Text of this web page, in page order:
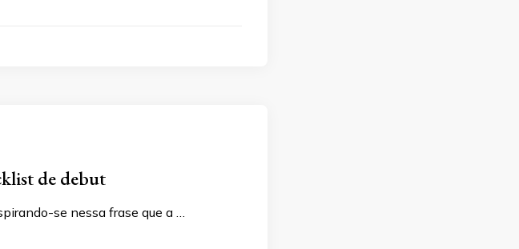
de debut
se nessa frase que a …